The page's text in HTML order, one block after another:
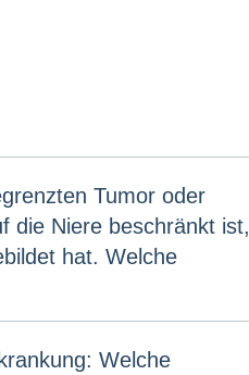
Tumor oder
die Niere beschränkt ist,
hat. Welche
Welche